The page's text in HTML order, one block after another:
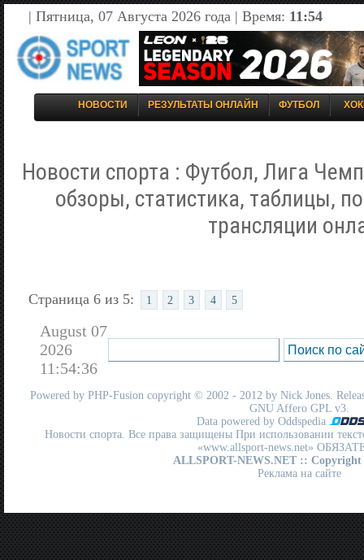
| Пятница, 07 Августа 2026 года | Время: 11:54
НОВОСТИ РЕЗУЛЬТАТЫ ОНЛАЙН ФУТБОЛ
Новости спорта : Футбол, Лига
обзоры, статистика, таблицы,
трансляции
Страница 6 из 5: 1 2 3 4 5
August 07
2026
11:54:36
Powered by PHP-Fusion copyright © 2002 - 2012 by Nick Jones.
GNU Affero GPL v3.
Data powered by Oddspedia
Новости спорта. Все права защищены При использовании
«www.allsport-news.net»
ALLSPORT-NEWS.NET :: Copyright
Реклама на сайте